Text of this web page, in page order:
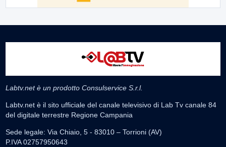
Labtv.net è un prodotto Consulservice S.r.l.
Labtv.net è il sito ufficiale del canale televisivo di Lab Tv canale 84
del digitale terrestre Regione Campania
Sede legale: Via Chiaio, 5 - 83010 – Torrioni (AV)
P.IVA 02757950643